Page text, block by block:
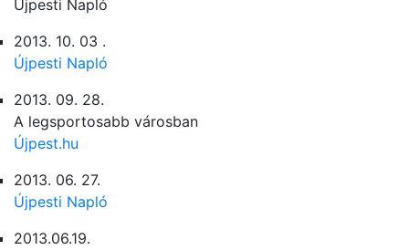
Újpesti Napló
2013. 10. 03 .
Újpesti Napló
2013. 09. 28.
A legsportosabb városban
Újpest.hu
2013. 06. 27.
Újpesti Napló
2013.06.19.